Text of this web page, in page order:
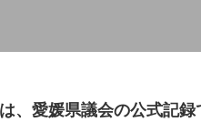
、愛媛県議会の公式記